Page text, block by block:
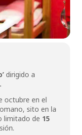
dirigido a
octubre en el
sito en la
limitado de 15